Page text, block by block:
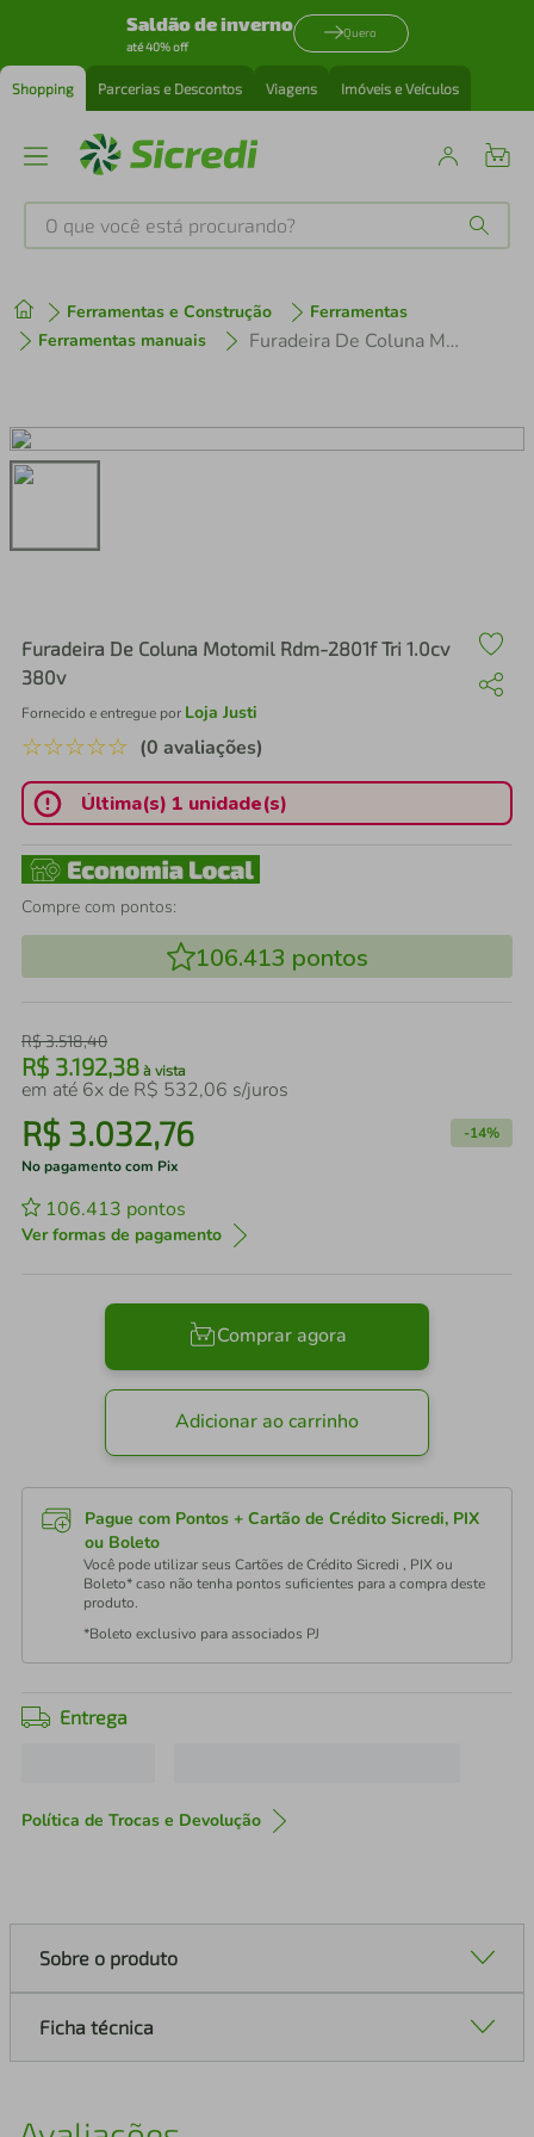
Saldão de inverno
até 40% off
Quero
Shopping Parcerias e Descontos Viagens Imóveis e Veículos
O que você está procurando?
Ferramentas e Construção
Ferramentas
Ferramentas manuais
Furadeira De Coluna Motomil Rdm-2801f Tri 1.0cv 380v
Furadeira De Coluna Motomil Rdm-2801f Tri 1.0cv
380v
Fornecido e entregue por Loja Justi
☆☆☆☆☆ (0 avaliações)
Última(s) 1 unidade(s)
Compre com pontos:
106.413 pontos
R$3.518,40
R$ 3.192,38 à vista
em até 6x de R$ 532,06 s/juros
R$ 3.032,76 -14%
No pagamento com Pix
106.413 pontos
Ver formas de pagamento
Comprar agora
Adicionar ao carrinho
Pague com Pontos + Cartão de Crédito Sicredi, PIX
ou Boleto
Você pode utilizar seus Cartões de Crédito Sicredi , PIX ou
Boleto* caso não tenha pontos suficientes para a compra deste
produto.
*Boleto exclusivo para associados PJ
Entrega
Política de Trocas e Devolução
Sobre o produto
Ficha técnica
1º tenis
3º